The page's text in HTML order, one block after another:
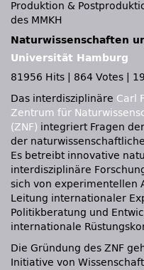
Produktion &
des MMKH
Naturwissenschaften
Universität Hamburg
81956 Hits
864 Votes
Das interdisziplinäre Carl
Zentrum für
(ZNF) integriert Fragen
der
Es betreibt innovative
interdisziplinäre
sich von experimentellen
Leitung internationaler
Politikberatung und
internationale
Die Gründung des ZNF
Initiative von